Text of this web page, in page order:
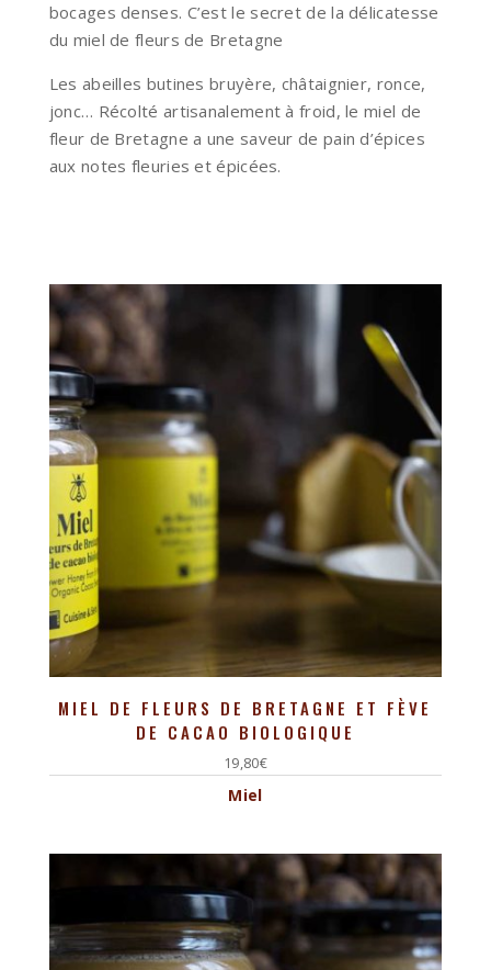
bocages denses. C’est le secret de la délicatesse
du miel de fleurs de Bretagne
Les abeilles butines bruyère, châtaignier, ronce,
jonc… Récolté artisanalement à froid, le miel de
fleur de Bretagne a une saveur de pain d’épices
aux notes fleuries et épicées.
MIEL DE FLEURS DE BRETAGNE ET FÈVE
DE CACAO BIOLOGIQUE
19,80€
Miel